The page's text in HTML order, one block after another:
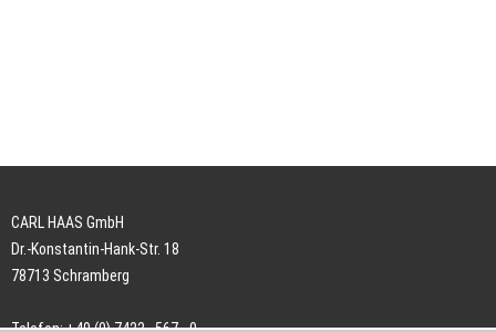
CARL HAAS GmbH
Dr.-Konstantin-Hank-Str. 18
78713 Schramberg